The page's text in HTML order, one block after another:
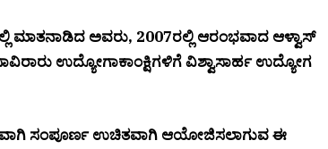
ಮಾತನಾಡಿದ ಅವರು, 2007ರಲ್ಲಿ ಆರಂಭವಾದ ಆಳ್ವಾಸ್
ಉದ್ಯೋಗಾಕಾಂಕ್ಷಿಗಳಿಗೆ ವಿಶ್ವಾಸಾರ್ಹ ಉದ್ಯೋಗ
ಸಂಪೂರ್ಣ ಉಚಿತವಾಗಿ ಆಯೋಜಿಸಲಾಗುವ ಈ